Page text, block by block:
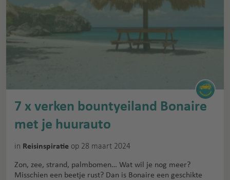
7 x verken bountyeiland Bonaire
met je huurauto
in Reisinspiratie op 28 maart 2024
Zon, zee, strand, palmbomen… Wat wil je nog meer?
Misschien een beetje rust? Dan is Bonaire een geschikte